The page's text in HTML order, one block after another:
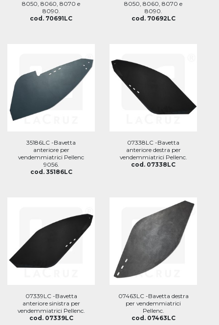
8050, 8060, 8070 e
8090.
cod. 70691LC
8050, 8060, 8070 e
8090.
cod. 70692LC
35186LC -Bavetta
anteriore per
vendemmiatrici Pellenc
9056.
cod. 35186LC
07338LC -Bavetta
anteriore destra per
vendemmiatrici Pellenc.
cod. 07338LC
07339LC -Bavetta
anteriore sinistra per
vendemmiatrici Pellenc.
cod. 07339LC
07463LC -Bavetta destra
per vendemmiatrici
Pellenc.
cod. 07463LC